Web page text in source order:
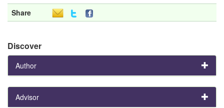
Share
Discover
Author
Advisor